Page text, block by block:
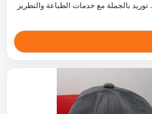
الخامة: stretch twill. توريد بالجملة مع خدمات الطباعة والتطريز